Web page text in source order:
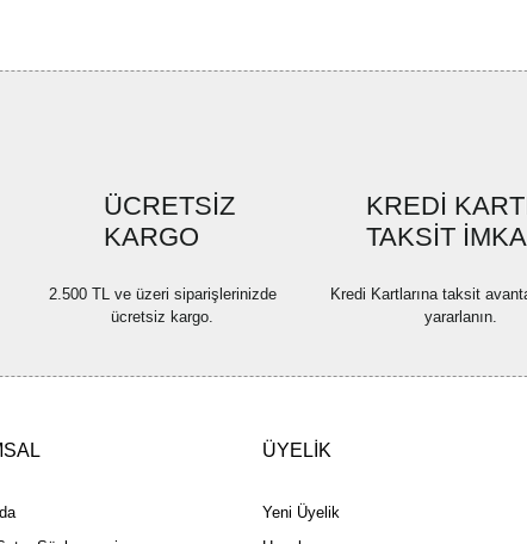
Ürün resmi kalitesiz, bozuk veya
Bu ürüne benzer farklı alternatifler olmalı.
ÜCRETSİZ
KARGO
2.500 TL ve üzeri siparişlerinizde
ücretsiz kargo.
KREDİ
TAKSİT
Kredi Kartlarına taksit
yararlanın.
ÜYELİK
Yeni Üyelik